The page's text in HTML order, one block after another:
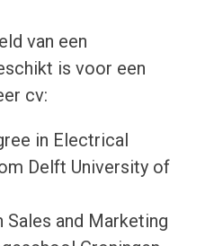
van een
is voor een
cv:
in Electrical
Delft University of
and Marketing